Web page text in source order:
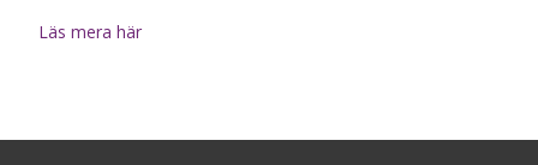
Läs mera här